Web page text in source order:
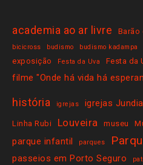
academia ao ar livre Barão
bicicross budismo budismo kadampa
exposição Festa da Uva Festa da
filme "Onde há vida há
história
igrejas igrejas
Linha Rubi Louveira museu
parque infantil parques
passeios em Porto Seguro